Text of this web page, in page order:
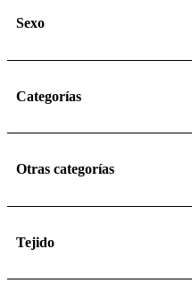
Sexo
Categorías
Otras categorías
Tejido